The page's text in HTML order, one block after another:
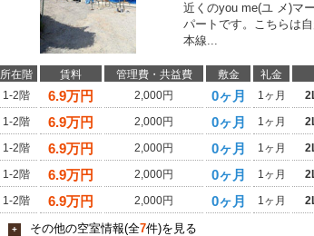
近くのyou me(ユ メ)マ
パートです。こちらは
本線...
所在階 賃料 管理費・共益費 敷金 礼金
1-2階
6.9万円 2,000円 0ヶ月 1ヶ月
1-2階
6.9万円 2,000円 0ヶ月 1ヶ月
1-2階
6.9万円 2,000円 0ヶ月 1ヶ月
1-2階
6.9万円 2,000円 0ヶ月 1ヶ月
1-2階
6.9万円 2,000円 0ヶ月 1ヶ月
+ その他の空室情報(全7件)を見る